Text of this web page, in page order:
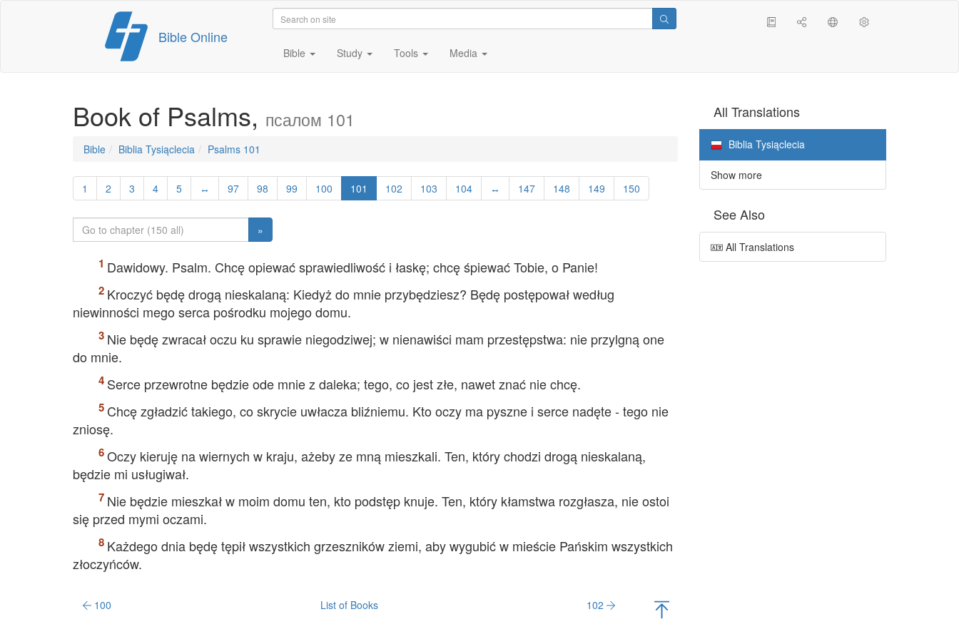
content
Bible Online
Bible Study Tools Media
Book of Psalms, псалом 101
Bible Biblia Tysiąclecia Psalms 101
1 2 3 4 5 ↔ 97 98 99 100 101 102 103 104 ↔ 147 148 149 150
»
Dawidowy. Psalm. Chcę opiewać sprawiedliwość i łaskę; chcę śpiewać Tobie, o Panie!
Kroczyć będę drogą nieskalaną: Kiedyż do mnie przybędziesz? Będę postępował według
niewinności mego serca pośrodku mojego domu.
Nie będę zwracał oczu ku sprawie niegodziwej; w nienawiści mam przestępstwa: nie przylgną one
do mnie.
Serce przewrotne będzie ode mnie z daleka; tego, co jest złe, nawet znać nie chcę.
Chcę zgładzić takiego, co skrycie uwłacza bliźniemu. Kto oczy ma pyszne i serce nadęte - tego nie
zniosę.
Oczy kieruję na wiernych w kraju, ażeby ze mną mieszkali. Ten, który chodzi drogą nieskalaną,
będzie mi usługiwał.
Nie będzie mieszkał w moim domu ten, kto podstęp knuje. Ten, który kłamstwa rozgłasza, nie ostoi
się przed mymi oczami.
Każdego dnia będę tępił wszystkich grzeszników ziemi, aby wygubić w mieście Pańskim wszystkich
złoczyńców.
100 List of Books 102
All Translations
Biblia Tysiąclecia
Show more
See Also
All Translations